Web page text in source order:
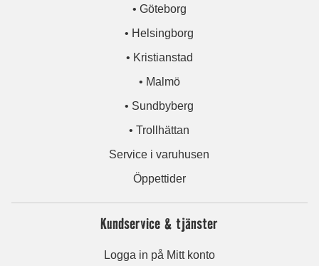
• Göteborg
• Helsingborg
• Kristianstad
• Malmö
• Sundbyberg
• Trollhättan
Service i varuhusen
Öppettider
Kundservice & tjänster
Logga in på Mitt konto